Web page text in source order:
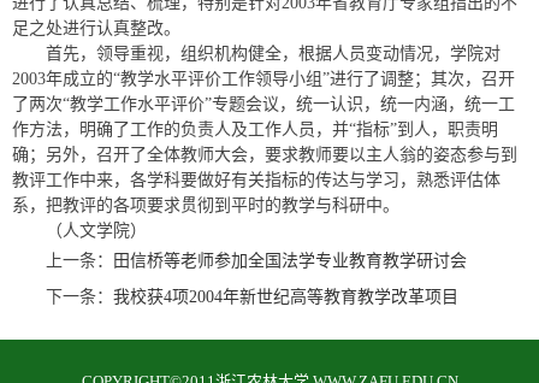
足之处进行认真整改。
首先，领导重视，组织机构健全，根据人员变动情况，学院对
2003年成立的“教学水平评价工作领导小组”进行了调整；其次，召开
了两次“教学工作水平评价”专题会议，统一认识，统一内涵，统一工
作方法，明确了工作的负责人及工作人员，并“指标”到人，职责明
确；另外，召开了全体教师大会，要求教师要以主人翁的姿态参与到
教评工作中来，各学科要做好有关指标的传达与学习，熟悉评估体
系，把教评的各项要求贯彻到平时的教学与科研中。
（人文学院）
上一条：
田信桥等老师参加全国法学专业教育教学研讨会
下一条： 我校获4项2004年新世纪高等教育教学改革项目